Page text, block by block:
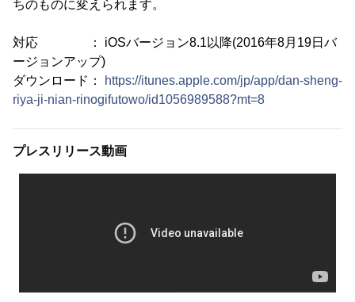
ちのものに変えられます。
対応 ： iOSバージョン8.1以降(2016年8月19日バ
ージョンアップ)
ダウンロード：
https://itunes.apple.com/jp/app/dan-sheng-
riya-ji-nian-rinogifutowo/id1056989588?mt=8
プレスリリース動画